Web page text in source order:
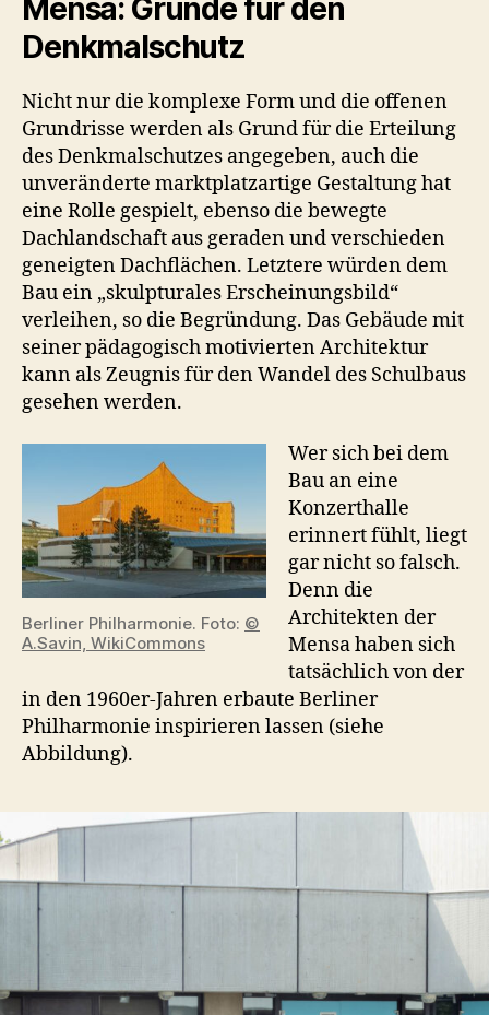
Mensa: Gründe für den
Denkmalschutz
Nicht nur die komplexe Form und die offenen
Grundrisse werden als Grund für die Erteilung
des Denkmalschutzes angegeben, auch die
unveränderte marktplatzartige Gestaltung hat
eine Rolle gespielt, ebenso die bewegte
Dachlandschaft aus geraden und verschieden
geneigten Dachflächen. Letztere würden dem
Bau ein „skulpturales Erscheinungsbild“
verleihen, so die Begründung. Das Gebäude mit
seiner pädagogisch motivierten Architektur
kann als Zeugnis für den Wandel des Schulbaus
gesehen werden.
Berliner Philharmonie. Foto: ©
A.Savin, WikiCommons
Wer sich bei dem
Bau an eine
Konzerthalle
erinnert fühlt, liegt
gar nicht so falsch.
Denn die
Architekten der
Mensa haben sich
tatsächlich von der
in den 1960er-Jahren erbaute Berliner
Philharmonie inspirieren lassen (siehe
Abbildung).